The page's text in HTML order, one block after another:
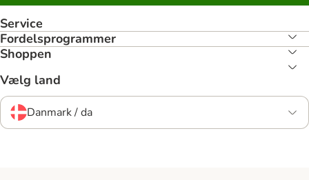
Service
Fordelsprogrammer
Shoppen
Vælg land
Danmark / da